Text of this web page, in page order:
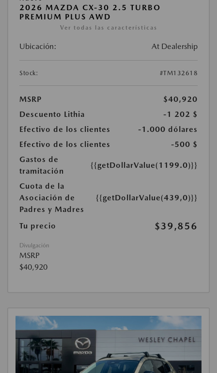
2026 MAZDA CX-30 2.5 TURBO
PREMIUM PLUS AWD
Ver todas las características
Ubicación: At Dealership
Stock: #TM132618
MSRP
$40,920
Descuento Lithia
-1 202 $
Efectivo de los clientes
-1.000 dólares
Efectivo de los clientes
-500 $
Gastos de
tramitación
{{getDollarValue(1199.0)}}
Cuota de la
Asociación de
Padres y Madres
{{getDollarValue(439,0)}}
Tu precio $39,856
Divulgación
MSRP
$40,920